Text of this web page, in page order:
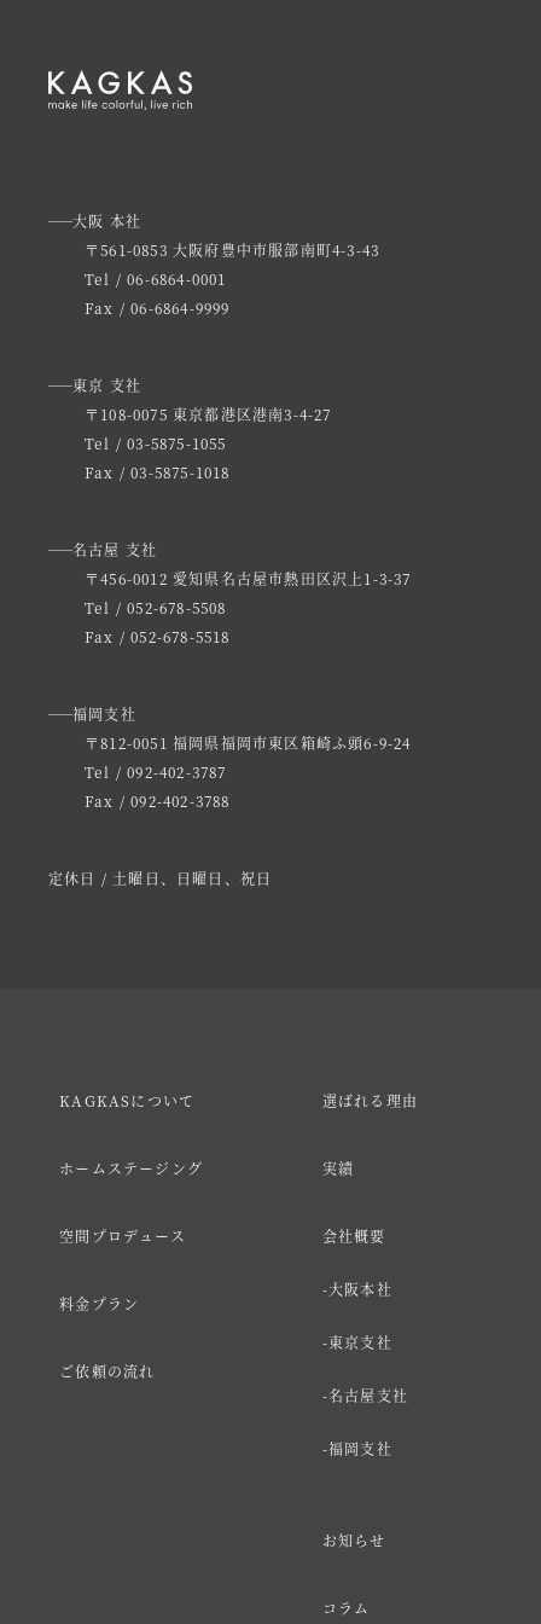
大阪 本社
〒561-0853 大阪府豊中市服部南町4-3-43
Tel / 06-6864-0001
Fax / 06-6864-9999
東京 支社
〒108-0075 東京都港区港南3-4-27
Tel / 03-5875-1055
Fax / 03-5875-1018
名古屋 支社
〒456-0012 愛知県名古屋市熱田区沢上1-3-37
Tel / 052-678-5508
Fax / 052-678-5518
福岡支社
〒812-0051 福岡県福岡市東区箱崎ふ頭6-9-24
Tel / 092-402-3787
Fax / 092-402-3788
定休日 / 土曜日、日曜日、祝日
KAGKASについて
ホームステージング
空間プロデュース
料金プラン
ご依頼の流れ
選ばれる理由
実績
会社概要
大阪本社
東京支社
名古屋支社
福岡支社
お知らせ
コラム